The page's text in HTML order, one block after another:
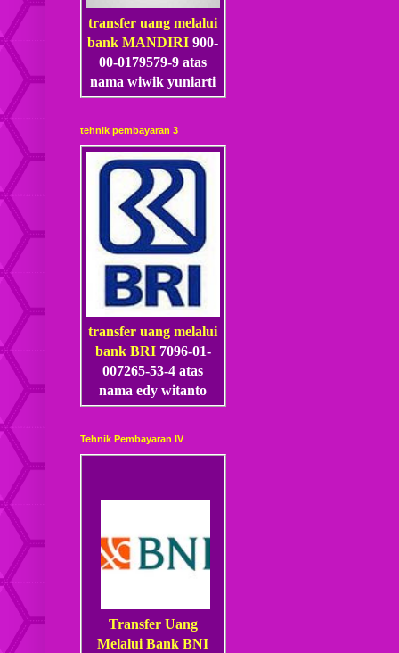
transfer uang melalui
bank MANDIRI900-
00-0179579-9 atas
nama wiwik yuniarti
tehnik pembayaran 3
transfer uang melalui
bank BRI 7096-01-
007265-53-4 atas
nama edy witanto
Tehnik Pembayaran IV
Transfer Uang
Melalui Bank BNI